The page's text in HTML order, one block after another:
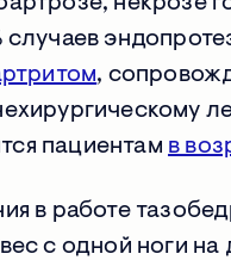
,
пациентам в
в работе
с одной ноги на